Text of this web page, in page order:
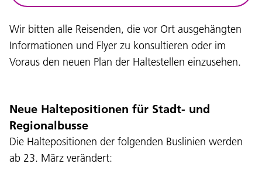
Wir bitten alle Reisenden, die vor Ort ausgehängten
Informationen und Flyer zu konsultieren oder im
Voraus den neuen Plan der Haltestellen einzusehen.
Neue Haltepositionen für Stadt- und
Regionalbusse
Die Haltepositionen der folgenden Buslinien werden
ab 23. März verändert: